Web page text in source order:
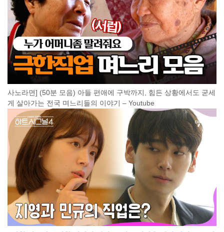
사노라면] (50분 모음) 아들 편애에 구박까지, 힘든 상황에서도 굳세
게 살아가는 전국 며느리들의 이야기 – Youtube